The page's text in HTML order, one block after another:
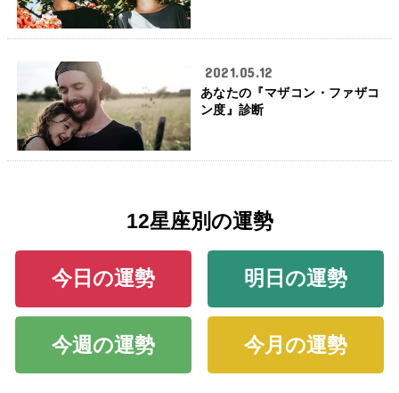
2021.05.12
あなたの『マザコン・ファザコ
ン度』診断
12星座別の運勢
今日の運勢 明日の運勢
今週の運勢 今月の運勢